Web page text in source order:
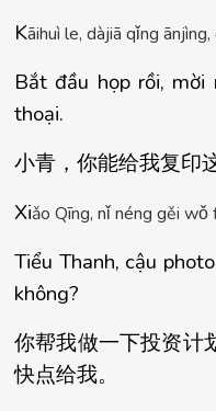
Kāihuì le, dàjiā qǐng ānjìng,
Bắt đầu họp rồi,
thoại.
小青，你能给我复印
Xiǎo Qīng, nǐ néng gěi wǒ
Tiểu Thanh, cậu
không?
你帮我做一下投资计
快点给我。